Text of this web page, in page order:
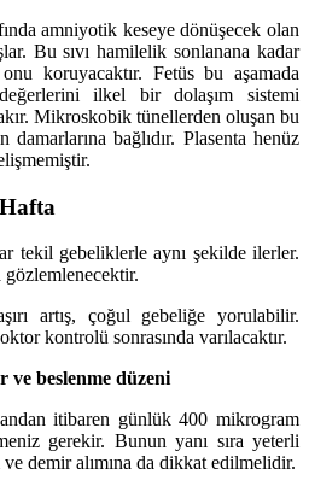
amniyotik keseye dönüşecek olan
Bu sıvı hamilelik sonlanana kadar
koruyacaktır. Fetüs bu aşamada
ilkel bir dolaşım sistemi
Mikroskobik tünellerden oluşan bu
bağlıdır. Plasenta henüz
tekil gebeliklerle aynı şekilde ilerler.
artış, çoğul gebeliğe yorulabilir.
kontrolü sonrasında varılacaktır.
ve beslenme düzeni
itibaren günlük 400 mikrogram
gerekir. Bunun yanı sıra yeterli
demir alımına da dikkat edilmelidir.